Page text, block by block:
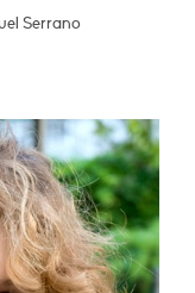
Serrano